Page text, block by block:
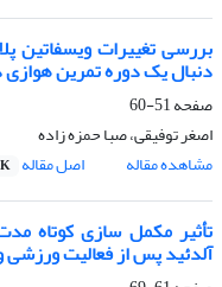
بررسی تغییرات ویسفاتین
دنبال یک دوره تمرین هوازی
صفحه51-60
اصغر توفیقی، صبا حمزه زاده
مشاهده مقاله
اصل مقاله
تأثیر مکمل سازی کوتاه
آلدئید پس از فعالیت ورزشی